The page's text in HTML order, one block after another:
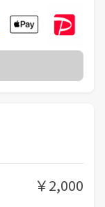
￥2,000